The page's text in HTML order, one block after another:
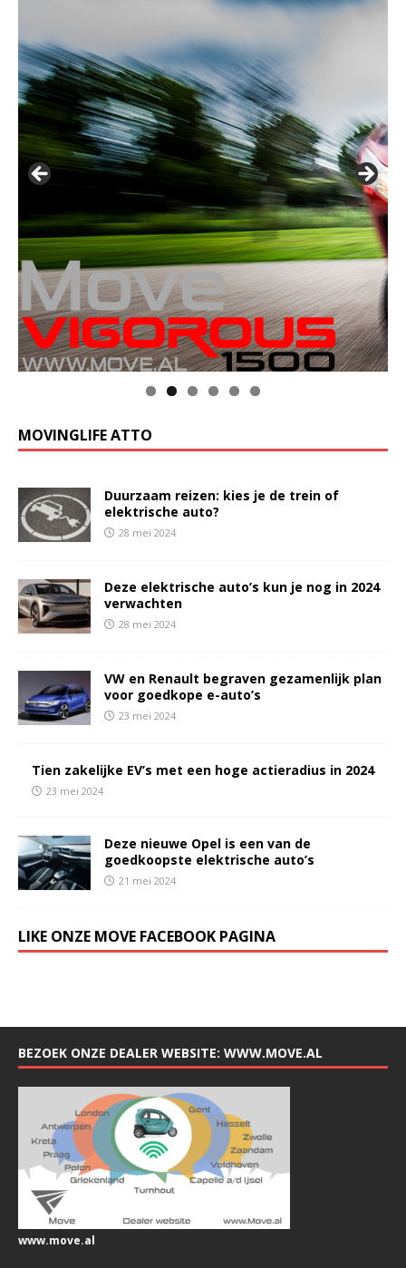
MOVINGLIFE ATTO
Duurzaam reizen: kies je de trein of
elektrische auto?
28 mei 2024
Deze elektrische auto’s kun je nog in 2024
verwachten
28 mei 2024
VW en Renault begraven gezamenlijk plan
voor goedkope e-auto’s
23 mei 2024
Tien zakelijke EV’s met een hoge actieradius in 2024
23 mei 2024
Deze nieuwe Opel is een van de
goedkoopste elektrische auto’s
21 mei 2024
LIKE ONZE MOVE FACEBOOK PAGINA
BEZOEK ONZE DEALER WEBSITE: WWW.MOVE.AL
www.move.al